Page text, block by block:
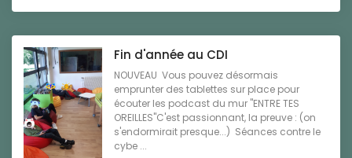
Fin d'année au CDI
NOUVEAU Vous pouvez désormais
emprunter des tablettes sur place pour
écouter les podcast du mur "ENTRE TES
OREILLES"C'est passionnant, la preuve : (on
s'endormirait presque...) Séances contre le
cybe ...